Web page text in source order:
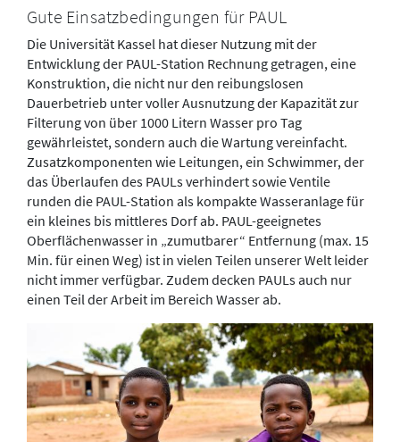
Gute Einsatzbedingungen für PAUL
Die Universität Kassel hat dieser Nutzung mit der
Entwicklung der PAUL-Station Rechnung getragen, eine
Konstruktion, die nicht nur den reibungslosen
Dauerbetrieb unter voller Ausnutzung der Kapazität zur
Filterung von über 1000 Litern Wasser pro Tag
gewährleistet, sondern auch die Wartung vereinfacht.
Zusatzkomponenten wie Leitungen, ein Schwimmer, der
das Überlaufen des PAULs verhindert sowie Ventile
runden die PAUL-Station als kompakte Wasseranlage für
ein kleines bis mittleres Dorf ab. PAUL-geeignetes
Oberflächenwasser in „zumutbarer“ Entfernung (max. 15
Min. für einen Weg) ist in vielen Teilen unserer Welt leider
nicht immer verfügbar. Zudem decken PAULs auch nur
einen Teil der Arbeit im Bereich Wasser ab.